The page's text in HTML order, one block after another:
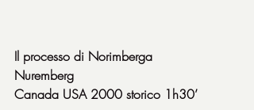
Il processo di Norimberga
Nuremberg
Canada USA 2000 storico 1h30’